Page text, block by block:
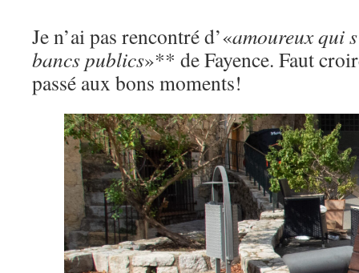
Je n’ai pas rencontré d’«amoureux qui
bancs publics»** de Fayence. Faut
passé aux bons moments!